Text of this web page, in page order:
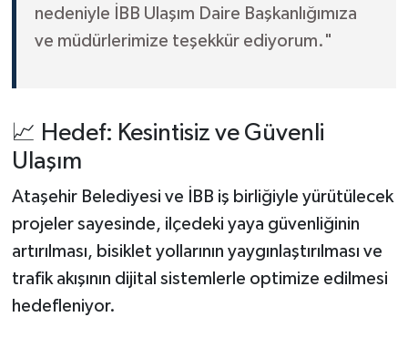
nedeniyle İBB Ulaşım Daire Başkanlığımıza
ve müdürlerimize teşekkür ediyorum."
📈 Hedef: Kesintisiz ve Güvenli
Ulaşım
Ataşehir Belediyesi ve İBB iş birliğiyle yürütülecek
projeler sayesinde, ilçedeki yaya güvenliğinin
artırılması, bisiklet yollarının yaygınlaştırılması ve
trafik akışının dijital sistemlerle optimize edilmesi
hedefleniyor.